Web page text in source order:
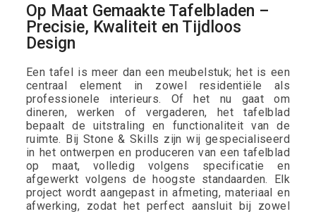
Op Maat Gemaakte Tafelbladen –
Precisie, Kwaliteit en Tijdloos
Design
Een tafel is meer dan een meubelstuk; het is een
centraal element in zowel residentiële als
professionele interieurs. Of het nu gaat om
dineren, werken of vergaderen, het tafelblad
bepaalt de uitstraling en functionaliteit van de
ruimte. Bij Stone & Skills zijn wij gespecialiseerd
in het ontwerpen en produceren van een tafelblad
op maat, volledig volgens specificatie en
afgewerkt volgens de hoogste standaarden. Elk
project wordt aangepast in afmeting, materiaal en
afwerking, zodat het perfect aansluit bij zowel